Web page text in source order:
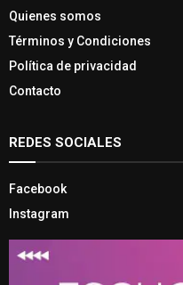
Quienes somos
Términos y Condiciones
Política de privacidad
Contacto
REDES SOCIALES
Facebook
Instagram